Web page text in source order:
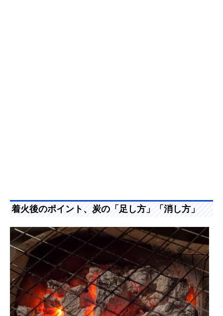
着火後のポイント、炭の「足し方」「消し方」